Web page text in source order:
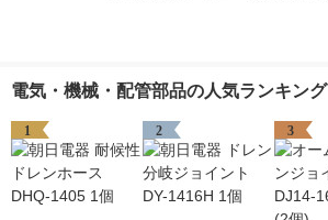
電気・機械・配管部品の人気ランキング
1 2 3